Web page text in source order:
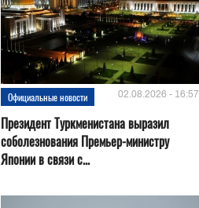
Официальные новости 02.08.2026 - 16:57
Президент Туркменистана выразил
соболезнования Премьер-министру
Японии в связи с...